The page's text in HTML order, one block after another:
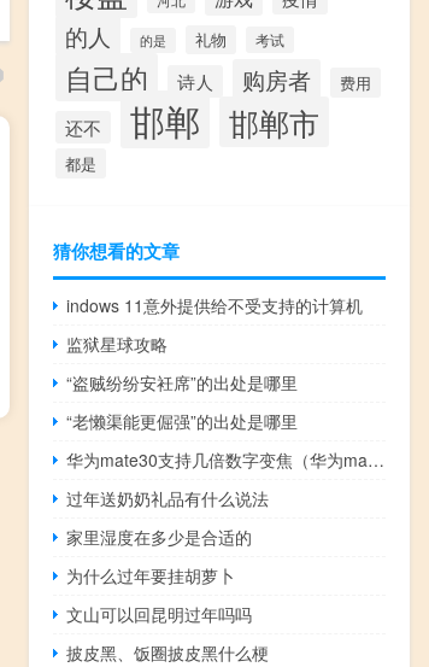
的人 的是 礼物 考试
自己的 诗人 购房者 费用
还不 邯郸 邯郸市
都是
猜你想看的文章
indows 11意外提供给不受支持的计算机
监狱星球攻略
“盗贼纷纷安衽席”的出处是哪里
“老懒渠能更倔强”的出处是哪里
华为mate30支持几倍数字变焦（华为mate30支持几倍变焦）
过年送奶奶礼品有什么说法
家里湿度在多少是合适的
为什么过年要挂胡萝卜
文山可以回昆明过年吗吗
披皮黑、饭圈披皮黑什么梗